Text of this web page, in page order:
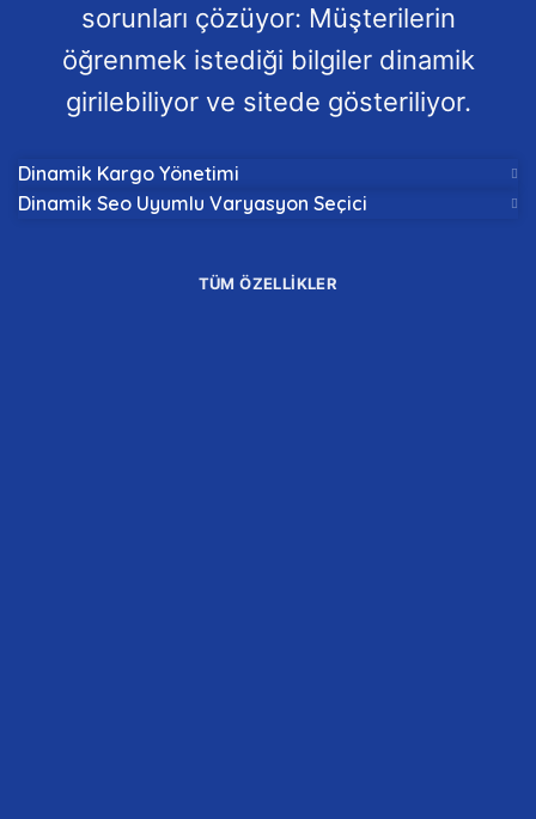
sorunları çözüyor: Müşterilerin
öğrenmek istediği bilgiler dinamik
girilebiliyor ve sitede gösteriliyor.
Dinamik Kargo Yönetimi
Dinamik Seo Uyumlu Varyasyon Seçici
TÜM ÖZELLİKLER